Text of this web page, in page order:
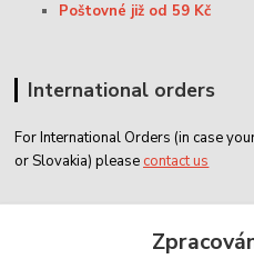
Poštovné již od 59 Kč
International orders
For International Orders (in case
or Slovakia) please contact us
Zákaznický servis